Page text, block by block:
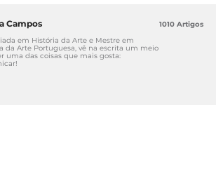
Campos
em História da Arte e Mestre em
da Arte Portuguesa, vê na escrita um meio
uma das coisas que mais gosta:
1010 Artigos